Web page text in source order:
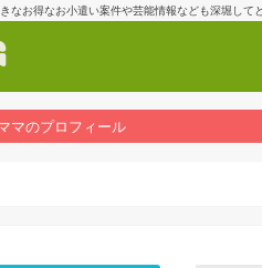
お得なお小遣い案件や芸能情報なども深堀して
マのプロフィール